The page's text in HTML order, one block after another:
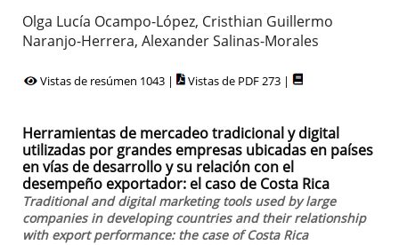
Olga Lucía Ocampo-López, Cristhian Guillermo
Naranjo-Herrera, Alexander Salinas-Morales
Vistas de resúmen 1043 | Vistas de PDF 273 |
Herramientas de mercadeo tradicional y digital
utilizadas por grandes empresas ubicadas en países
en vías de desarrollo y su relación con el
desempeño exportador: el caso de Costa Rica
Traditional and digital marketing tools used by large
companies in developing countries and their relationship
with export performance: the case of Costa Rica